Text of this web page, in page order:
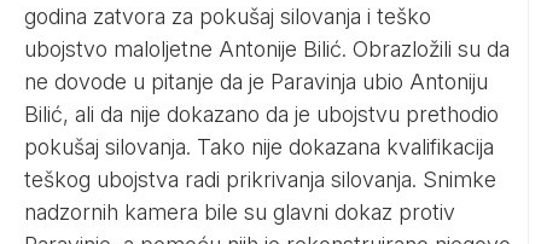
godina zatvora za pokušaj silovanja i teško
ubojstvo maloljetne Antonije Bilić. Obrazložili su da
ne dovode u pitanje da je Paravinja ubio Antoniju
Bilić, ali da nije dokazano da je ubojstvu prethodio
pokušaj silovanja. Tako nije dokazana kvalifikacija
teškog ubojstva radi prikrivanja silovanja. Snimke
nadzornih kamera bile su glavni dokaz protiv